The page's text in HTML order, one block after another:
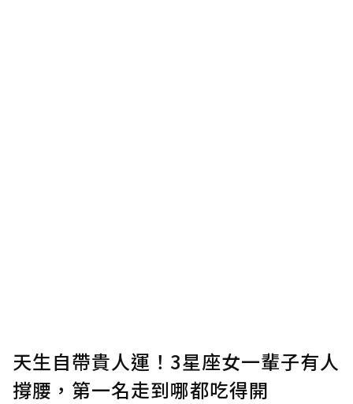
天生自帶貴人運！3星座女一輩子有人
撐腰，第一名走到哪都吃得開